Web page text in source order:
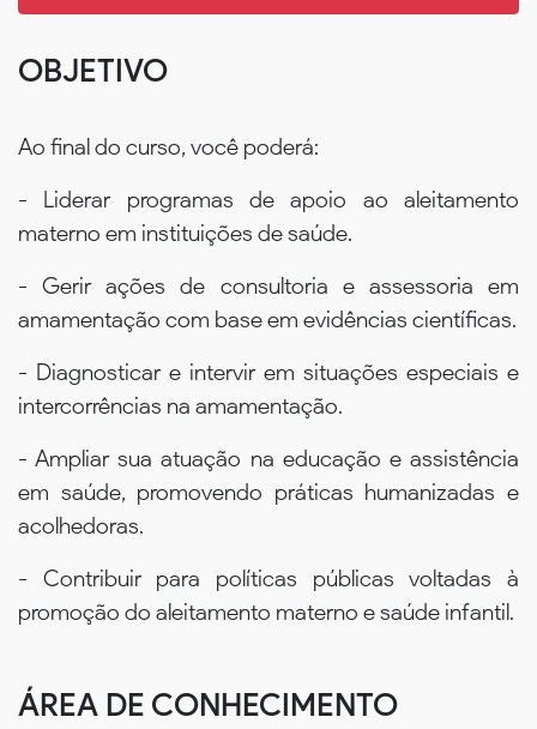
OBJETIVO
Ao final do curso, você poderá:
- Liderar programas de apoio ao aleitamento
materno em instituições de saúde.
- Gerir ações de consultoria e assessoria em
amamentação com base em evidências científicas.
- Diagnosticar e intervir em situações especiais e
intercorrências na amamentação.
- Ampliar sua atuação na educação e assistência
em saúde, promovendo práticas humanizadas e
acolhedoras.
- Contribuir para políticas públicas voltadas à
promoção do aleitamento materno e saúde infantil.
ÁREA DE CONHECIMENTO